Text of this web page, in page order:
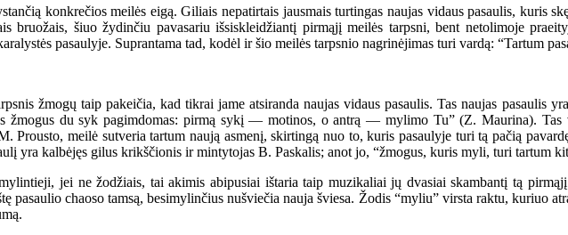
konkrečios meilės eigą. Giliais nepatirtais jausmais turtingas naujas vidaus pasaulis, kuris
šiuo žydinčiu pavasariu išsiskleidžiantį pirmąjį meilės tarpsni, bent netolimoje
pasaulyje. Suprantama tad, kodėl ir šio meilės tarpsnio nagrinėjimas turi vardą: “Tartum
žmogų taip pakeičia, kad tikrai jame atsiranda naujas vidaus pasaulis. Tas naujas pasaulis
žmogus du syk pagimdomas: pirmą sykį — motinos, o antrą — mylimo Tu” (Z. Maurina). Tas
Prousto, meilė sutveria tartum naują asmenį, skirtingą nuo to, kuris pasaulyje turi tą pačią
yra kalbėjęs gilus krikščionis ir mintytojas B. Paskalis; anot jo, “žmogus, kuris myli, turi tartum
jei ne žodžiais, tai akimis abipusiai ištaria taip muzikaliai jų dvasiai skambantį tą
pasaulio chaoso tamsą, besimylinčius nušviečia nauja šviesa. Žodis “myliu” virsta raktu, kuriuo